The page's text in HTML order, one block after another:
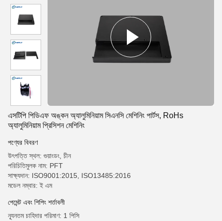
এসটিপি পিডিএফ অঙ্কন অ্যালুমিনিয়াম সিএনসি মেশিনিং পার্টস, RoHs
অ্যালুমিনিয়াম প্রিসিশন মেশিনিং
পণ্যের বিবরণ
উৎপত্তি স্থল: গুয়াংডং, চীন
পরিচিতিমুলক নাম: PFT
সাক্ষ্যদান: ISO9001:2015, ISO13485:2016
মডেল নম্বার: ই এম
পেমেন্ট এবং শিপিং শর্তাবলী
ন্যূনতম চাহিদার পরিমাণ: 1 পিসি